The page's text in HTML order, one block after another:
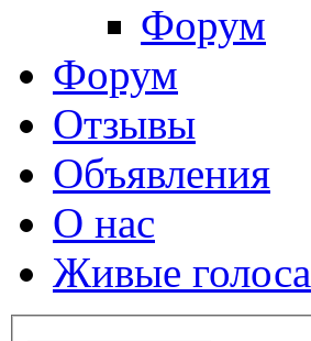
Форум
Форум
Отзывы
Объявления
О нас
Живые голоса